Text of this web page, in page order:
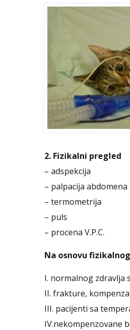
2. Fizikalni pregled
– adspekcija
– palpacija abdomena
– termometrija
– puls
– procena V.P.C.
Na osnovu
I. normalnog zdravlja
II. frakture,
III. pacijenti sa
IV.nekompenzovane